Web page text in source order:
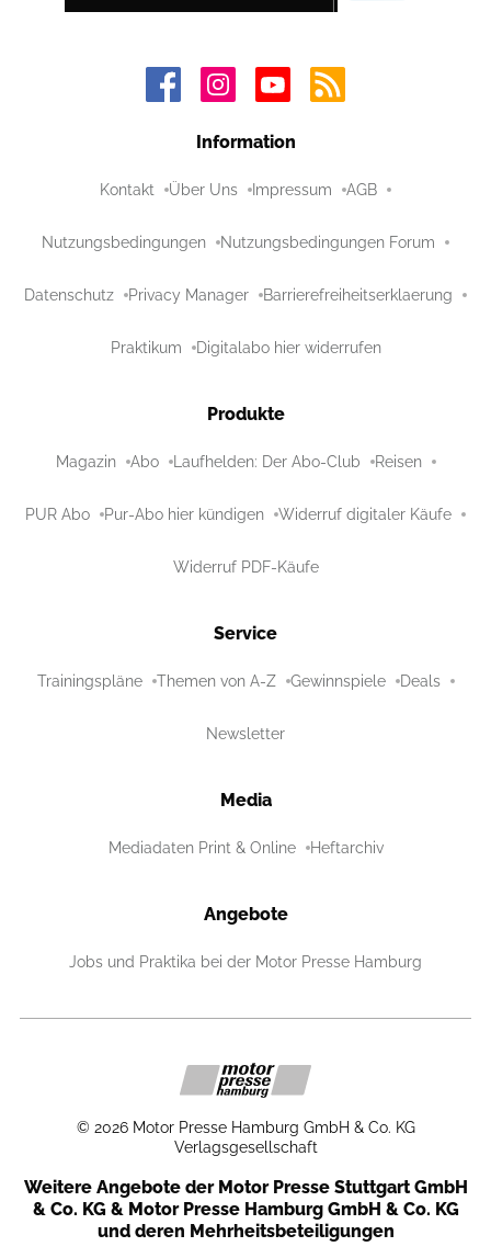
Information
Kontakt Über Uns Impressum AGB
Nutzungsbedingungen Nutzungsbedingungen Forum
Datenschutz Privacy Manager Barrierefreiheitserklaerung
Praktikum Digitalabo hier widerrufen
Produkte
Magazin Abo Laufhelden: Der Abo-Club Reisen
PUR Abo Pur-Abo hier kündigen Widerruf digitaler Käufe
Widerruf PDF-Käufe
Service
Trainingspläne Themen von A-Z Gewinnspiele Deals
Newsletter
Media
Mediadaten Print & Online Heftarchiv
Angebote
Jobs und Praktika bei der Motor Presse Hamburg
© 2026 Motor Presse Hamburg GmbH & Co. KG
Verlagsgesellschaft
Weitere Angebote der Motor Presse Stuttgart GmbH
& Co. KG & Motor Presse Hamburg GmbH & Co. KG
und deren Mehrheitsbeteiligungen